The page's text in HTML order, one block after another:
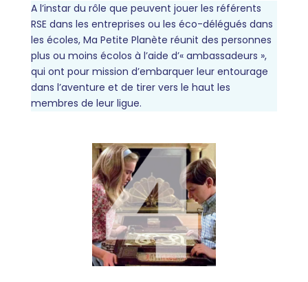
A l’instar du rôle que peuvent jouer les référents
RSE dans les entreprises ou les éco-délégués dans
les écoles, Ma Petite Planète réunit des personnes
plus ou moins écolos à l’aide d’« ambassadeurs »,
qui ont pour mission d’embarquer leur entourage
dans l’aventure et de tirer vers le haut les
membres de leur ligue.